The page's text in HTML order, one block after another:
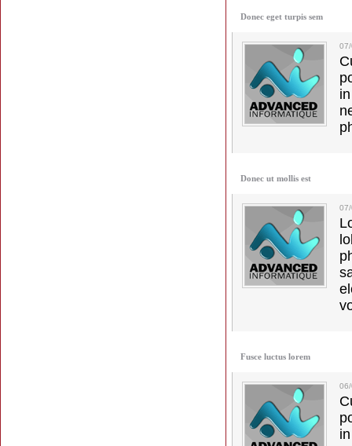
Donec eget turpis sem
Donec ut mollis est
Fusce luctus lorem